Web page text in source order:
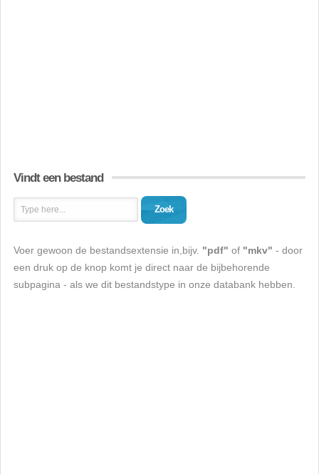
Vindt een bestand
Zoek
Voer gewoon de bestandsextensie in,bijv. "pdf" of "mkv" - door
een druk op de knop komt je direct naar de bijbehorende
subpagina - als we dit bestandstype in onze databank hebben.